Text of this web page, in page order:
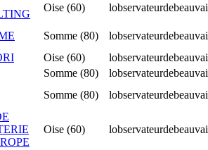
Oise (60)
Somme (80)
Oise (60)
Somme (80)
Somme (80)
Oise (60)